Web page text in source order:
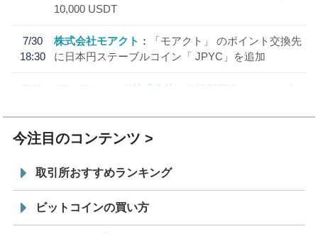
10,000 USDT
7/30
18:30
株式会社モアクト
「モアクト」 のポイント交換先
に日本円ステーブルコイン「 JPYC」を追加
7/29
SBI VCトレード株式会社
信託型円建てステーブル
今注目のコンテンツ
取引所おすすめランキング
ビットコインの買い方